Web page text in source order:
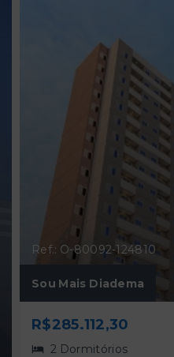
Ref.: O-80092-124810
Sou Mais Diadema
R$285.112,30
2 Dormitórios